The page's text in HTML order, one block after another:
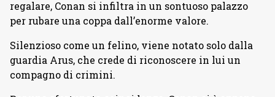
regalare, Conan si infiltra in un sontuoso palazzo
per rubare una coppa dall’enorme valore.
Silenzioso come un felino, viene notato solo dalla
guardia Arus, che crede di riconoscere in lui un
compagno di crimini.